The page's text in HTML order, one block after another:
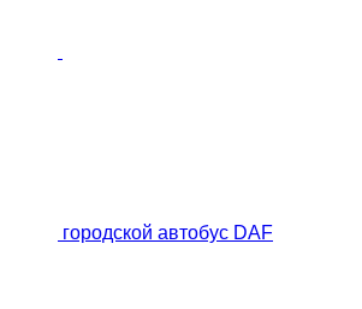
городской автобус DAF